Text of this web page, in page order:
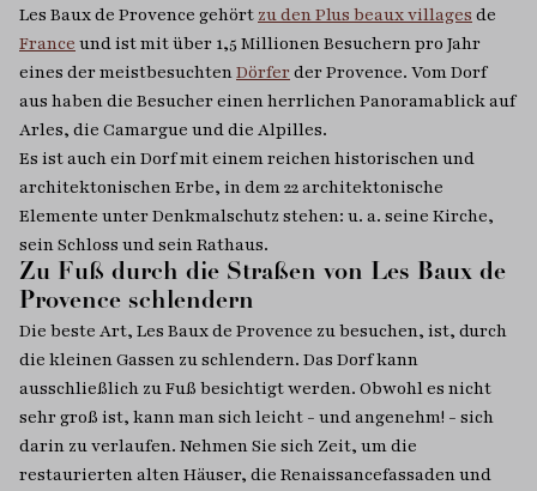
Les Baux de Provence gehört zu den Plus beaux villages de
France und ist mit über 1,5 Millionen Besuchern pro Jahr
eines der meistbesuchtenDörferder Provence. Vom Dorf
aus haben die Besucher einen herrlichen Panoramablick auf
Arles, die Camargue und die Alpilles.
Es ist auch ein Dorf mit einem reichen historischen und
architektonischen Erbe, in dem 22 architektonische
Elemente unter Denkmalschutz stehen: u. a. seine Kirche,
sein Schloss und sein Rathaus.
Zu Fuß durch die Straßen von Les Baux de
Provence schlendern
Die beste Art, Les Baux de Provence zu besuchen, ist, durch
die kleinen Gassen zu schlendern. Das Dorf kann
ausschließlich zu Fuß besichtigt werden. Obwohl es nicht
sehr groß ist, kann man sich leicht - und angenehm! - sich
darin zu verlaufen. Nehmen Sie sich Zeit, um die
restaurierten alten Häuser, die Renaissancefassaden und